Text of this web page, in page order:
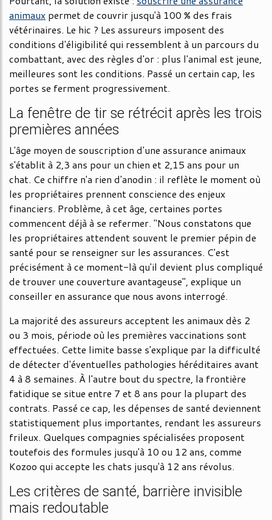
animaux permet de couvrir jusqu'à 100 % des frais
vétérinaires. Le hic ? Les assureurs imposent des
conditions d'éligibilité qui ressemblent à un parcours du
combattant, avec des règles d'or : plus l'animal est jeune,
meilleures sont les conditions. Passé un certain cap, les
portes se ferment progressivement.
La fenêtre de tir se rétrécit après les trois
premières années
L'âge moyen de souscription d'une assurance animaux
s'établit à 2,3 ans pour un chien et 2,15 ans pour un
chat. Ce chiffre n'a rien d'anodin : il reflète le moment où
les propriétaires prennent conscience des enjeux
financiers. Problème, à cet âge, certaines portes
commencent déjà à se refermer. "Nous constatons que
les propriétaires attendent souvent le premier pépin de
santé pour se renseigner sur les assurances. C'est
précisément à ce moment-là qu'il devient plus compliqué
de trouver une couverture avantageuse", explique un
conseiller en assurance que nous avons interrogé.
La majorité des assureurs acceptent les animaux dès 2
ou 3 mois, période où les premières vaccinations sont
effectuées. Cette limite basse s'explique par la difficulté
de détecter d'éventuelles pathologies héréditaires avant
4 à 8 semaines. À l'autre bout du spectre, la frontière
fatidique se situe entre 7 et 8 ans pour la plupart des
contrats. Passé ce cap, les dépenses de santé deviennent
statistiquement plus importantes, rendant les assureurs
frileux. Quelques compagnies spécialisées proposent
toutefois des formules jusqu'à 10 ou 12 ans, comme
Kozoo qui accepte les chats jusqu'à 12 ans révolus.
Les critères de santé, barrière invisible
mais redoutable